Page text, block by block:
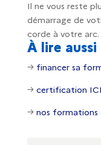
Il ne vous reste
démarrage de
corde à votre
À lire aussi
→ financer sa
→ certification
→ nos formations